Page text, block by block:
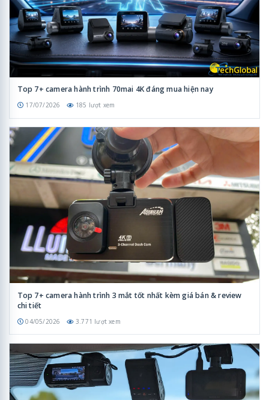
Top 7+ camera hành trình 70mai 4K đáng mua hiện nay
17/07/2026 185 lượt xem
Top 7+ camera hành trình 3 mắt tốt nhất kèm giá bán & review
chi tiết
04/05/2026 3.771 lượt xem